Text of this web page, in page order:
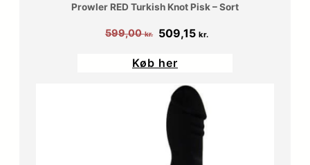
Prowler RED Turkish Knot Pisk – Sort
599,00kr.
Den
pris
var:
599,00 kr..
509,15 kr.
Køb her